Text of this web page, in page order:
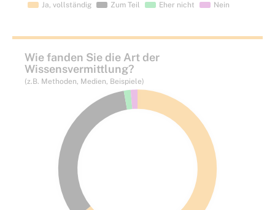
Wie fanden Sie die Art der
Wissensvermittlung?
(z.B. Methoden, Medien, Beispiele)